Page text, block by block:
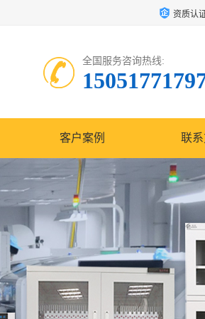
资质认
全国服务咨询热线:
客户案例 联